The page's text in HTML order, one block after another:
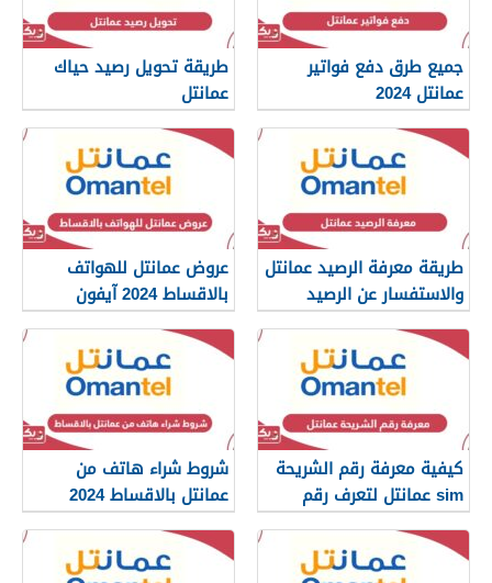
جميع طرق دفع فواتير
عمانتل 2024
طريقة تحويل رصيد حياك
عمانتل
طريقة معرفة الرصيد عمانتل
والاستفسار عن الرصيد
المتبقي
عروض عمانتل للهواتف
بالاقساط 2024 آيفون
وسامسونج
كيفية معرفة رقم الشريحة
sim عمانتل لتعرف رقم
هاتفك
شروط شراء هاتف من
عمانتل بالاقساط 2024